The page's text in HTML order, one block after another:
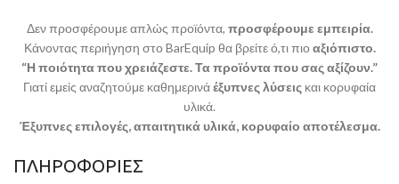
Δεν προσφέρουμε απλώς προϊόντα, προσφέρουμε εμπειρία.
Κάνοντας περιήγηση στο BarEquip θα βρείτε ό,τι πιο αξιόπιστο.
“Η ποιότητα που χρειάζεστε. Τα προϊόντα που σας αξίζουν.”
Γιατί εμείς αναζητούμε καθημερινάέξυπνες λύσεις και κορυφαία
υλικά.
Έξυπνες επιλογές, απαιτητικά υλικά, κορυφαίο αποτέλεσμα.
ΠΛΗΡΟΦΟΡΙΕΣ